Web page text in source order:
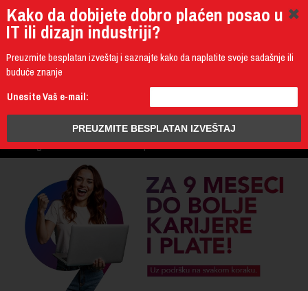
Kako da dobijete dobro plaćen posao u
IT ili dizajn industriji?
Preuzmite besplatan izveštaj i saznajte kako da naplatite svoje sadašnje ili
buduće znanje
Unesite Vaš e-mail: 011 4011 200
UPIS
ŠTA DOBIJATE
UČENJE NA DALJINU
DIPLOME I SERTIFIKATI
O IT AKADEMIJI
Programming Administration
3D Design & CAD
Mobile Development